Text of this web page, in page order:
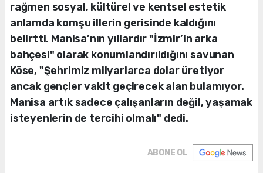
rağmen sosyal, kültürel ve kentsel estetik
anlamda komşu illerin gerisinde kaldığını
belirtti. Manisa’nın yıllardır "İzmir’in arka
bahçesi" olarak konumlandırıldığını savunan
Köse, "Şehrimiz milyarlarca dolar üretiyor
ancak gençler vakit geçirecek alan bulamıyor.
Manisa artık sadece çalışanların değil, yaşamak
isteyenlerin de tercihi olmalı" dedi.
ABONE OL